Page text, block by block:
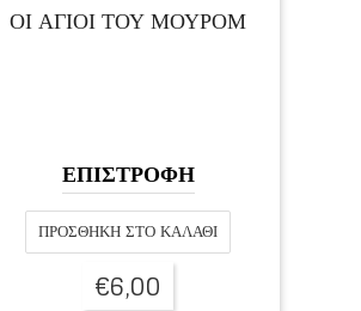
ΟΙ ΑΓΙΟΙ ΤΟΥ ΜΟΥΡΟΜ
ΕΠΙΣΤΡΟΦΗ
ΠΡΟΣΘΉΚΗ ΣΤΟ ΚΑΛΆΘΙ
€6,00